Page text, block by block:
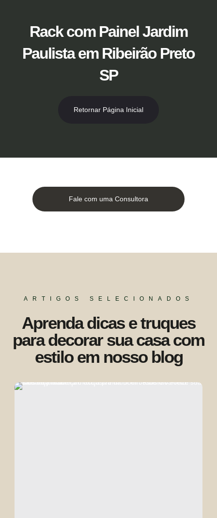
Rack com Painel Jardim
Paulista em Ribeirão Preto
SP
Retornar Página Inicial
Fale com uma Consultora
ARTIGOS SELECIONADOS
Aprenda dicas e truques
para decorar sua casa com
estilo em nosso blog